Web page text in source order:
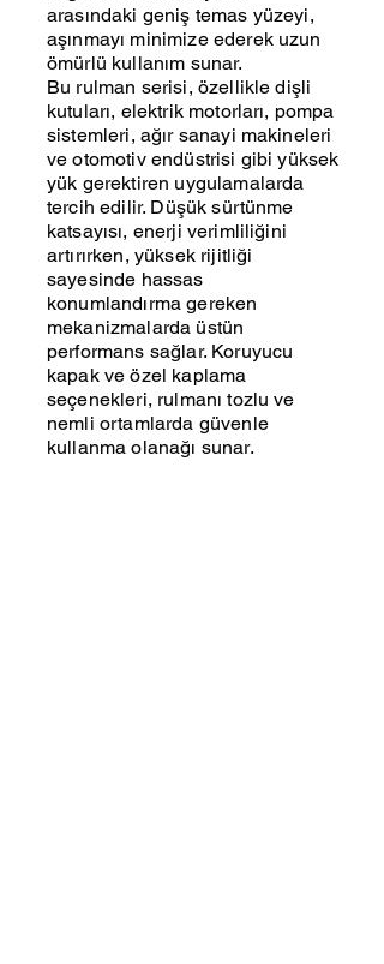
arasındaki geniş temas yüzeyi,
aşınmayı minimize ederek uzun
ömürlü kullanım sunar.
Bu rulman serisi, özellikle dişli
kutuları, elektrik motorları, pompa
sistemleri, ağır sanayi makineleri
ve otomotiv endüstrisi gibi yüksek
yük gerektiren uygulamalarda
tercih edilir. Düşük sürtünme
katsayısı, enerji verimliliğini
artırırken, yüksek rijitliği
sayesinde hassas
konumlandırma gereken
mekanizmalarda üstün
performans sağlar. Koruyucu
kapak ve özel kaplama
seçenekleri, rulmanı tozlu ve
nemli ortamlarda güvenle
kullanma olanağı sunar.